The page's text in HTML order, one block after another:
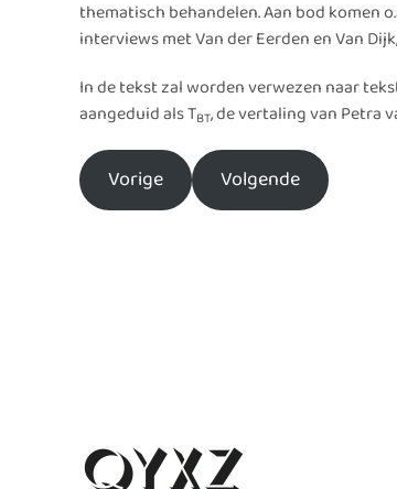
thematisch behandelen. Aan bod komen
interviews met Van der Eerden en Van
In de tekst zal worden verwezen naar
aangeduid als TBT, de vertaling van Petra
Vorige Volgende